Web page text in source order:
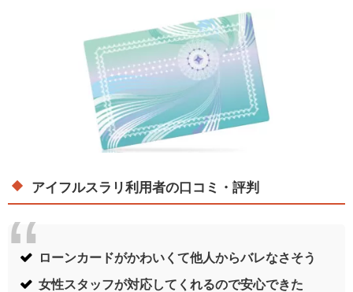
アイフルスラリ利用者の口コミ・評判
ローンカードがかわいくて他人からバレなさそう
女性スタッフが対応してくれるので安心できた